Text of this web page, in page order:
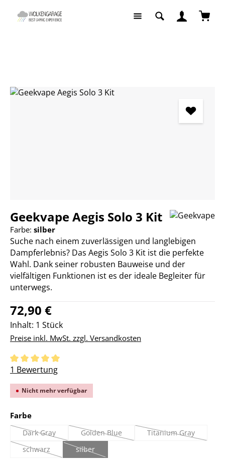
Zum Hauptinhalt springen
Bildergalerie überspringen
Geekvape Aegis Solo 3 Kit
Farbe: silber
Suche nach einem zuverlässigen und langlebigen
Dampferlebnis? Das Aegis Solo 3 Kit ist die perfekte
Wahl. Dank seiner robusten Bauweise und der
vielfältigen Funktionen ist es der ideale Begleiter für
unterwegs.
Regulärer Preis:
72,90 €
Inhalt: 1 Stück
Preise inkl. MwSt. zzgl. Versandkosten
Durchschnittliche Bewertung von 5 von 5 Sternen
1 Bewertung
Nicht mehr verfügbar
Farbeauswählen
Dark Gray
(Diese Option ist zurzeit nicht verfügbar.)
Golden Blue
(Diese Option ist zurzeit nicht verfügbar.)
Titanium Gray
(Diese Option ist
schwarz
(Diese Option ist zurzeit nicht verfügbar.)
silber
(Diese Option ist zurzeit nicht verfügbar.)